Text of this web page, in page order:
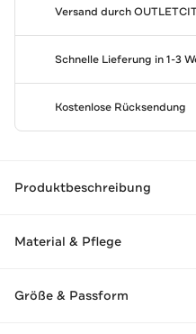
Versand durch
Schnelle Lieferung in 1-3
Kostenlose Rücksendung
Produktbeschreibung
Material & Pflege
Größe & Passform